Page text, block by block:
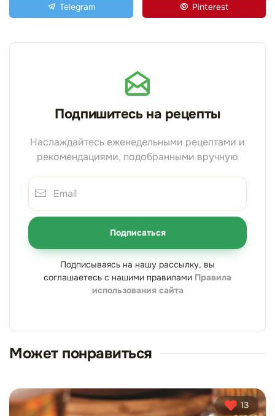
Telegram Pinterest
Подпишитесь на рецепты
Наслаждайтесь еженедельными рецептами и
рекомендациями, подобранными вручную
Подписаться
Подписываясь на нашу рассылку, вы
соглашаетесь с нашими правилами Правила
использования сайта
Может понравиться
13